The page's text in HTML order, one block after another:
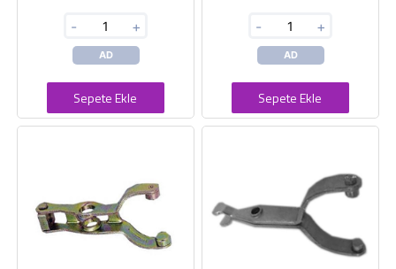
- +
AD
Sepete Ekle
- +
AD
Sepete Ekle